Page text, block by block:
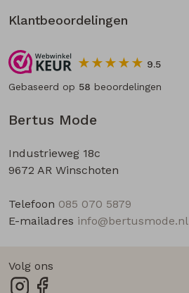
Bertus Mode
Industrieweg 18c
9672 AR Winschoten
Telefoon 085 070 5879
E-mailadres info@bertusmode.nl
Klantbeoordelingen
9.5
Gebaseerd op 58 beoordelingen
Volg ons